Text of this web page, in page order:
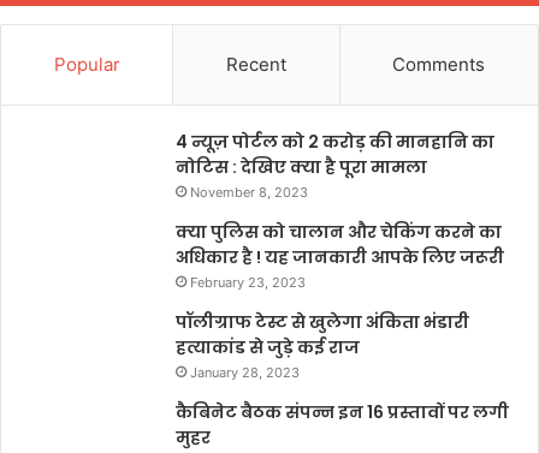
Popular Recent Comments
4 न्यूज़ पोर्टल को 2 करोड़ की मानहानि का
नोटिस : देखिए क्या है पूरा मामला
November 8, 2023
क्या पुलिस को चालान और चेकिंग करने का
अधिकार है ! यह जानकारी आपके लिए जरूरी
February 23, 2023
पॉलीग्राफ टेस्ट से खुलेगा अंकिता भंडारी
हत्याकांड से जुड़े कई राज
January 28, 2023
कैबिनेट बैठक संपन्न इन 16 प्रस्तावों पर लगी
मुहर